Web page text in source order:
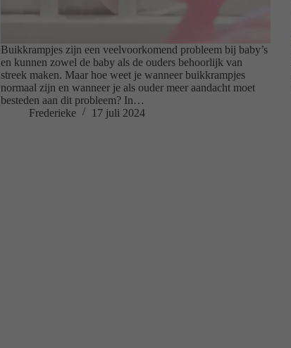
Buikkrampjes zijn een veelvoorkomend probleem bij baby’s
en kunnen zowel de baby als de ouders behoorlijk van
streek maken. Maar hoe weet je wanneer buikkrampjes
normaal zijn en wanneer je als ouder meer aandacht moet
besteden aan dit probleem? In…
Frederieke
17 juli 2024